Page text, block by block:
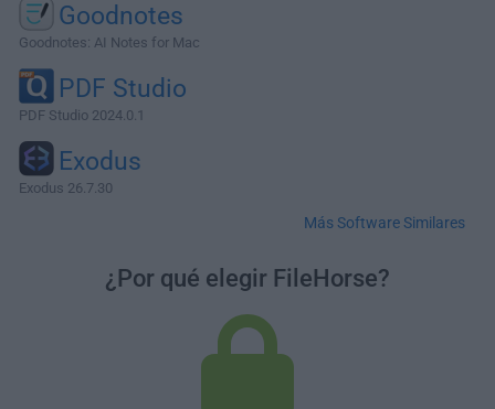
Goodnotes
Goodnotes: AI Notes for Mac
PDF Studio
PDF Studio 2024.0.1
Exodus
Exodus 26.7.30
Más Software Similares
¿Por qué elegir FileHorse?